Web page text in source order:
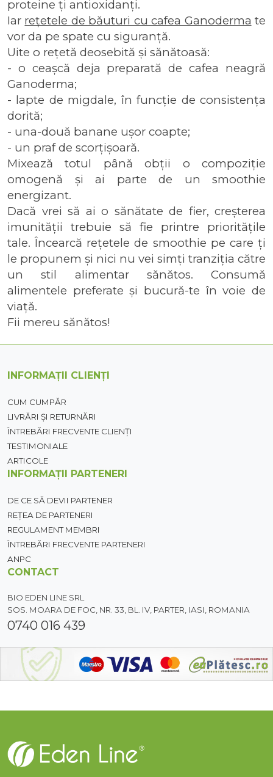
proteine ți antioxidanți.
Iar rețetele de băuturi cu cafea Ganoderma te
vor da pe spate cu siguranță.
Uite o rețetă deosebită și sănătoasă:
- o ceașcă deja preparată de cafea neagră
Ganoderma;
- lapte de migdale, în funcție de consistența
dorită;
- una-două banane ușor coapte;
- un praf de scorțișoară.
Mixează totul până obții o compoziție
omogenă și ai parte de un smoothie
energizant.
Dacă vrei să ai o sănătate de fier, creșterea
imunității trebuie să fie printre prioritățile
tale. Încearcă rețetele de smoothie pe care ți
le propunem și nici nu vei simți tranziția către
un stil alimentar sănătos. Consumă
alimentele preferate și bucură-te în voie de
viață.
Fii mereu sănătos!
INFORMAȚII CLIENȚI
CUM CUMPĂR
LIVRĂRI ȘI RETURNĂRI
ÎNTREBĂRI FRECVENTE CLIENȚI
TESTIMONIALE
ARTICOLE
INFORMAȚII PARTENERI
DE CE SĂ DEVII PARTENER
REȚEA DE PARTENERI
REGULAMENT MEMBRI
ÎNTREBĂRI FRECVENTE PARTENERI
ANPC
CONTACT
BIO EDEN LINE SRL
SOS. MOARA DE FOC, NR. 33, BL. IV, PARTER, IASI, ROMANIA
0740 016 439